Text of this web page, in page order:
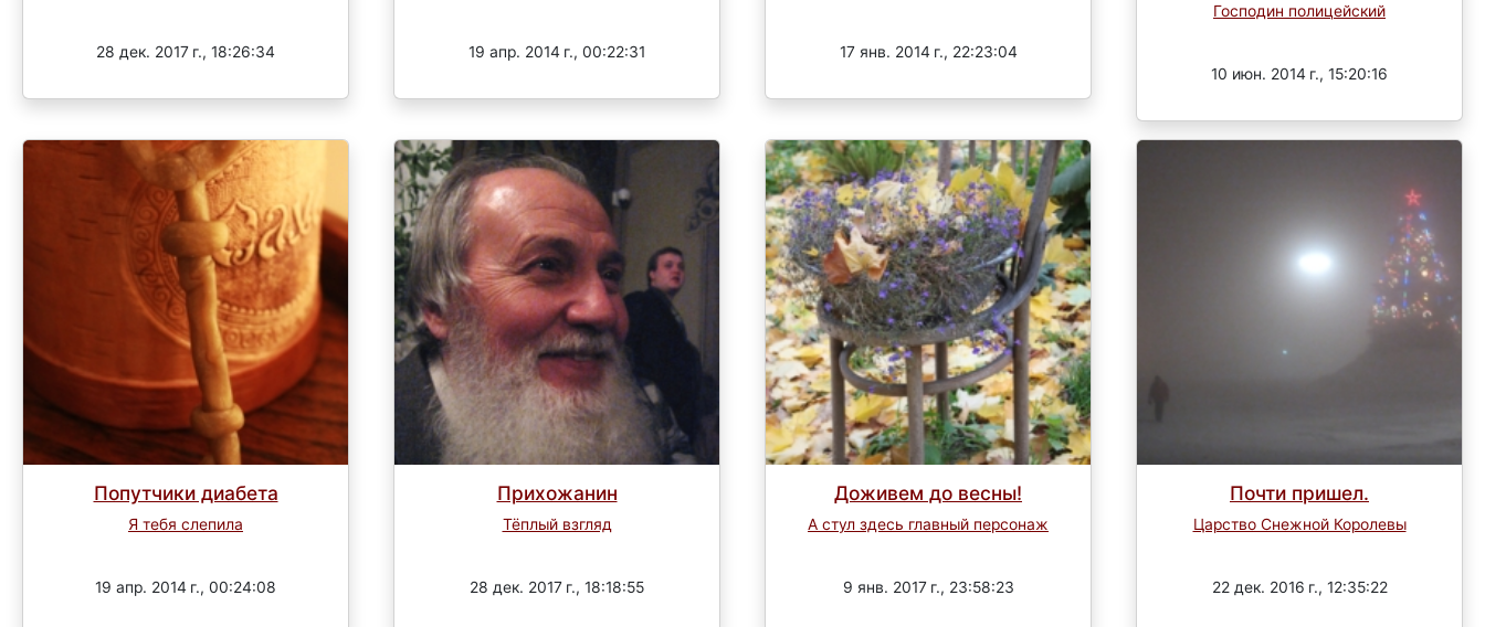
28 дек. 2017 г., 18:26:34 19 апр. 2014 г., 00:22:31 17 янв. 2014 г., 22:23:04
Господин полицейский
10 июн. 2014 г., 15:20:16
Попутчики диабета
Я тебя слепила
19 апр. 2014 г., 00:24:08
Прихожанин
Тёплый взгляд
28 дек. 2017 г., 18:18:55
Доживем до весны!
А стул здесь главный персонаж
9 янв. 2017 г., 23:58:23
Почти пришел.
Царство Снежной Королевы
22 дек. 2016 г., 12:35:22